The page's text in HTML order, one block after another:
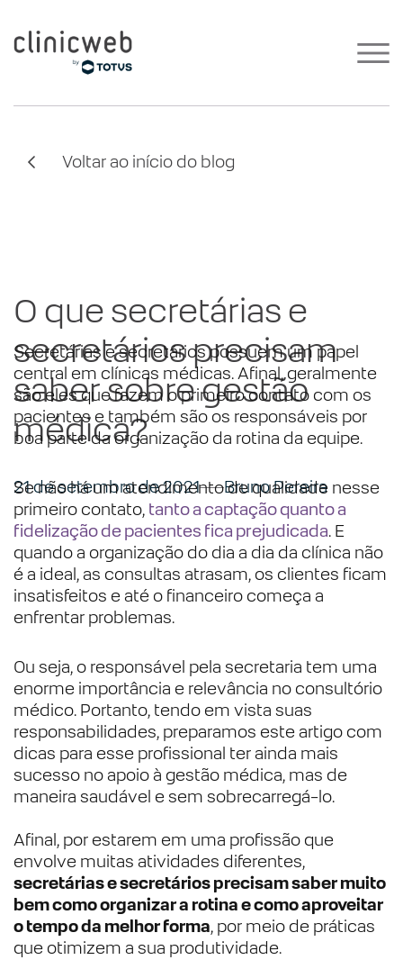
Voltar ao início do blog
O que secretárias e
secretários precisam
saber sobre gestão
médica?
21 de setembro de 2021 Bruno Pereira
Secretárias e secretários possuem um papel
central em clínicas médicas. Afinal, geralmente
são eles que fazem o primeiro contato com os
pacientes e também são os responsáveis por
boa parte da organização da rotina da equipe.
Se não há um atendimento de qualidade nesse
primeiro contato, tanto a captação quanto a
fidelização de pacientes fica prejudicada. E
quando a organização do dia a dia da clínica não
é a ideal, as consultas atrasam, os clientes ficam
insatisfeitos e até o financeiro começa a
enfrentar problemas.
Ou seja, o responsável pela secretaria tem uma
enorme importância e relevância no consultório
médico. Portanto, tendo em vista suas
responsabilidades, preparamos este artigo com
dicas para esse profissional ter ainda mais
sucesso no apoio à gestão médica, mas de
maneira saudável e sem sobrecarregá-lo.
Afinal, por estarem em uma profissão que
envolve muitas atividades diferentes,
secretárias e secretários precisam saber muito
bem como organizar a rotina e como aproveitar
o tempo da melhor forma, por meio de práticas
que otimizem a sua produtividade.